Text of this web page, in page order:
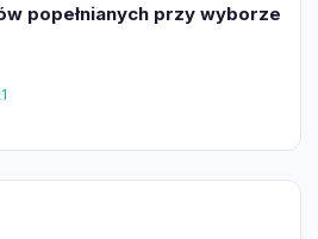
popełnianych przy wyborze